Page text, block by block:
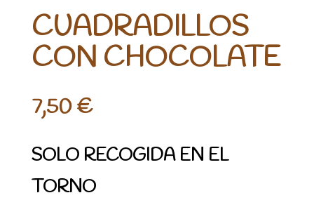
CUADRADILLOS
CON CHOCOLATE
7,50€
SOLO RECOGIDA EN EL
TORNO